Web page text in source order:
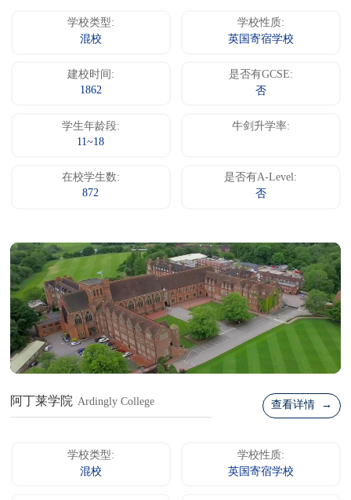
学校类型:
混校
学校性质:
英国寄宿学校
建校时间:
1862
是否有GCSE:
否
学生年龄段:
11~18
牛剑升学率:
在校学生数:
872
是否有A-Level:
否
阿丁莱学院 Ardingly College 查看详情 →
学校类型:
混校
学校性质:
英国寄宿学校